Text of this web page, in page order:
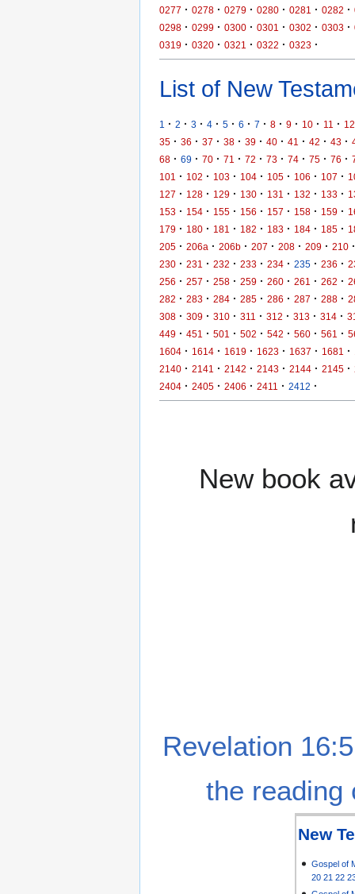
0277 · 0278 · 0279 · 0280 · 0281 · 0282 ·
0298 · 0299 · 0300 · 0301 · 0302 · 0303 ·
0319 · 0320 · 0321 · 0322 · 0323 ·
List of New
1 · 2 · 3 · 4 · 5 · 6 · 7 · 8 · 9 · 10 · 11 · 12
35 · 36 · 37 · 38 · 39 · 40 · 41 · 42 · 43 ·
68 · 69 · 70 · 71 · 72 · 73 · 74 · 75 · 76 ·
101
· 102 · 103 · 104 · 105 · 106 · 107 ·
127 · 128 · 129 · 130 · 131 · 132 · 133 ·
153 · 154 · 155 · 156 · 157 · 158 · 159 ·
179 · 180 · 181 · 182 · 183 · 184 · 185 ·
205 · 206a · 206b · 207 · 208 · 209 · 210 ·
230 · 231 · 232 · 233 · 234 · 235 · 236 ·
256 · 257 · 258 · 259 · 260 · 261 · 262 ·
282 · 283 · 284 · 285 · 286 · 287 · 288 ·
308 · 309 · 310 · 311 · 312 · 313 · 314 ·
449 · 451 · 501 · 502 · 542 · 560 · 561 ·
1604 · 1614 · 1619 · 1623 · 1637 · 1681 ·
2140 · 2141 · 2142 · 2143 · 2144 · 2145 ·
2404 · 2405 · 2406 · 2411 · 2412 ·
New book
Revelation
the reading
New
Gospel of
20 21 22